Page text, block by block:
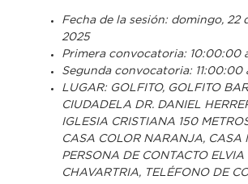
Fecha de la sesión: domingo, 22
2025
Primera convocatoria: 10:00:00
Segunda convocatoria: 11:00:00
LUGAR: GOLFITO, GOLFITO
CIUDADELA DR. DANIEL
IGLESIA CRISTIANA 150
CASA COLOR NARANJA, CASA
PERSONA DE CONTACTO ELVIA
CHAVARTRIA, TELÉFONO DE